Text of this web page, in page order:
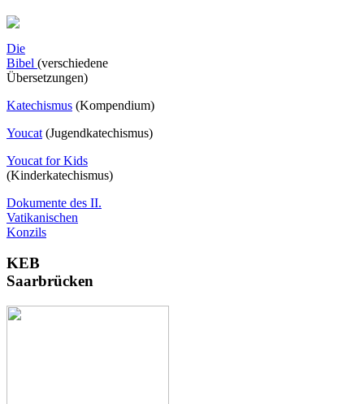
Die
Bibel (verschiedene
Übersetzungen)
Katechismus (Kompendium)
Youcat (Jugendkatechismus)
Youcat for Kids
(Kinderkatechismus)
Dokumente des II.
Vatikanischen
Konzils
KEB
Saarbrücken